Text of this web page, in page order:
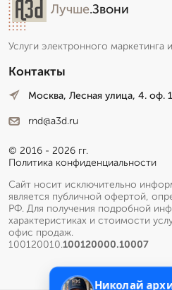
Лучше.Звони
Услуги электронного маркетинга
Контакты
Москва, Лесная улица, 4. оф.
rnd@a3d.ru
© 2016 - 2026 гг.
Политика конфиденциальности
Сайт носит исключительно
является публичной офертой,
РФ. Для получения подробной
характеристиках и стоимости
офис продаж.
100120010.100120000.10007
Николай